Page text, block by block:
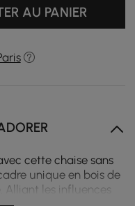
AU PANIER
cette chaise sans
unique en bois de
Alliant les influences